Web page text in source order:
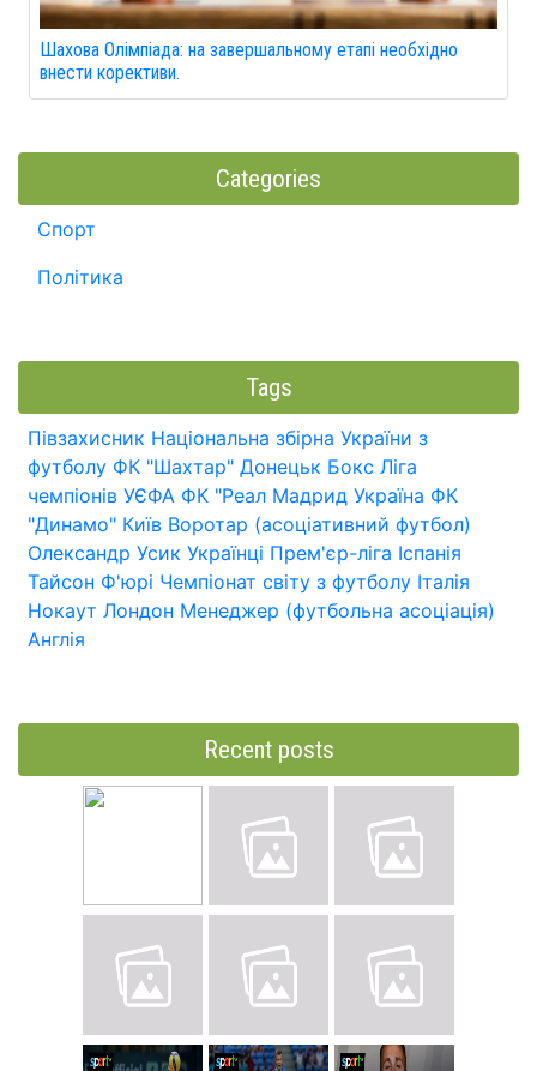
Шахова Олімпіада: на завершальному етапі необхідно
внести корективи.
Categories
Спорт
Політика
Tags
Півзахисник Національна збірна України з
футболу ФК "Шахтар" Донецьк Бокс Ліга
чемпіонів УЄФА ФК "Реал Мадрид Україна ФК
"Динамо" Київ Воротар (асоціативний футбол)
Олександр Усик Українці Прем'єр-ліга Іспанія
Тайсон Ф'юрі Чемпіонат світу з футболу Італія
Нокаут Лондон Менеджер (футбольна асоціація)
Англія
Recent posts